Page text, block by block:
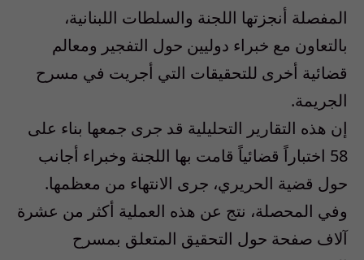
المفصلة أنجزتها اللجنة والسلطات اللبنانية،
بالتعاون مع خبراء دوليين حول التفجير ومعالم
قضائية أخرى للتحقيقات التي أجريت في مسرح
الجريمة.
إن هذه التقارير التحليلية قد جرى جمعها بناء على
58 اختباراً قضائياً قامت بها اللجنة وخبراء أجانب
حول قضية الحريري، جرى الانتهاء من معظمها.
وفي المحصلة، نتج عن هذه العملية أكثر من عشرة
آلاف صفحة حول التحقيق المتعلق بمسرح